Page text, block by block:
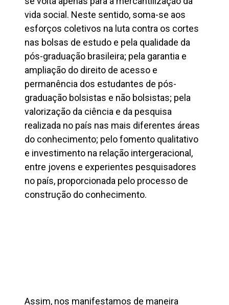
vida social. Neste sentido, soma-se aos
esforços coletivos na luta contra os cortes
nas bolsas de estudo e pela qualidade da
pós-graduação brasileira; pela garantia e
ampliação do direito de acesso e
permanência dos estudantes de pós-
graduação bolsistas e não bolsistas; pela
valorização da ciência e da pesquisa
realizada no país nas mais diferentes áreas
do conhecimento; pelo fomento qualitativo
e investimento na relação intergeracional,
entre jovens e experientes pesquisadores
no país, proporcionada pelo processo de
construção do conhecimento.
Assim, nos manifestamos de maneira